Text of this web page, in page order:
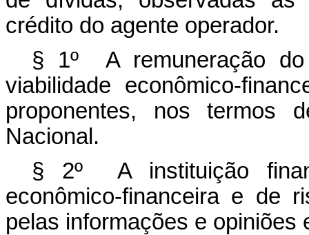
crédito do agente operador.
§ 1º A remuneração
viabilidade econômico-
proponentes, nos termos
Nacional.
§ 2º A instituição
econômico-financeira e de
pelas informações e opiniões